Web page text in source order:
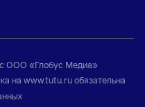
ООО «Глобус Медиа»
на www.tutu.ruобязательна